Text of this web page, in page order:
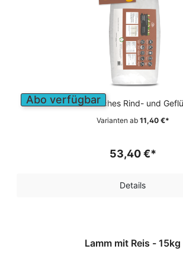
Abo verfügbar
Leicht verdauliches Rind- und
Varianten ab11,40 €*
53,40 €*
Details
Lamm mit Reis - 15kg